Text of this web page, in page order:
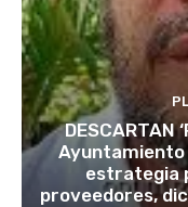
DESCARTAN
Ayuntamiento
estrategia
proveedores,